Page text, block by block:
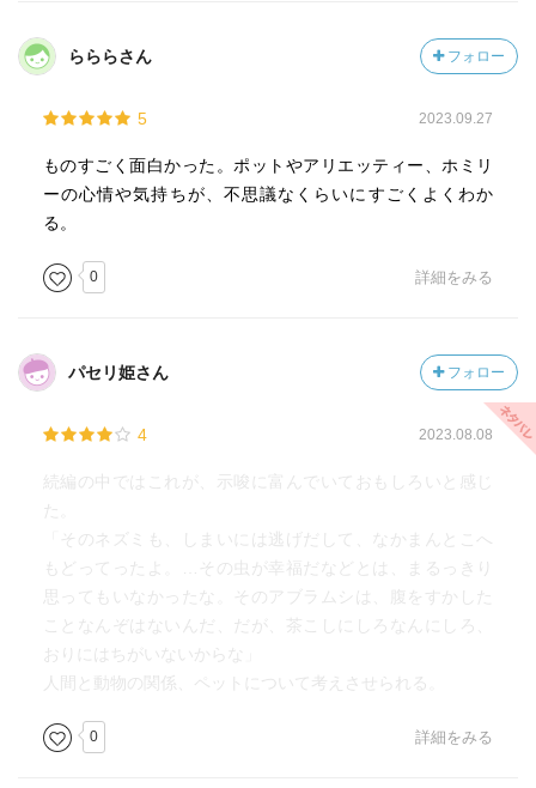
らららさん フォロー
5 2023.09.27
ものすごく面白かった。ポットやアリエッティー、ホミリ
ーの心情や気持ちが、不思議なくらいにすごくよくわか
る。
0 詳細をみる
パセリ姫さん フォロー
4 2023.08.08
続編の中ではこれが、示唆に富んでいておもしろいと感じ
た。
「そのネズミも、しまいには逃げだして、なかまんとこへ
もどってったよ。…その虫が幸福だなどとは、まるっきり
思ってもいなかったな。そのアブラムシは、腹をすかした
ことなんぞはないんだ、だが、茶こしにしろなんにしろ、
おりにはちがいないからな」
人間と動物の関係、ペットについて考えさせられる。
0 詳細をみる